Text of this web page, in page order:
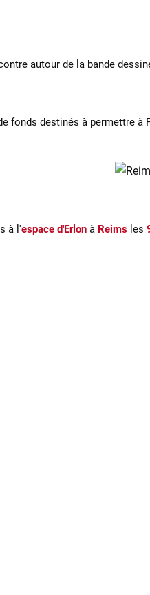
autour de la bande
fonds destinés à permettre
à l'espace d'Erlon à Reims les